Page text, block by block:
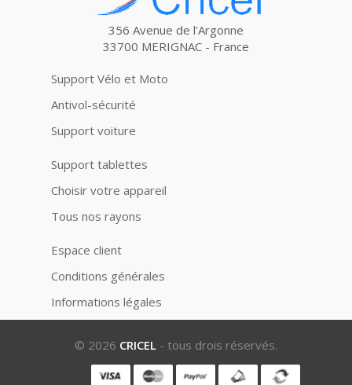
356 Avenue de l'Argonne
33700 MERIGNAC - France
Support Vélo et Moto
Antivol-sécurité
Support voiture
Support tablettes
Choisir votre appareil
Tous nos rayons
Espace client
Conditions générales
Informations légales
© 2026 CRICEL - tous drois réservés.